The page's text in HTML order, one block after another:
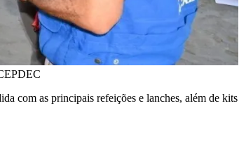
com as principais refeições e lanches, além de